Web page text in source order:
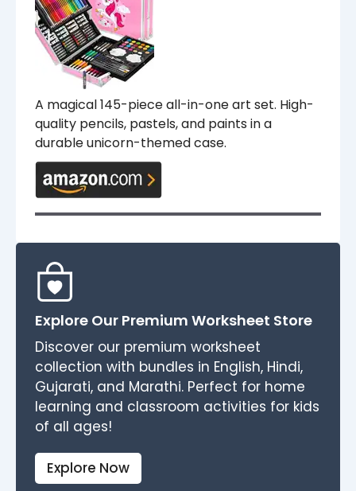
A magical 145-piece all-in-one art set. High-
quality pencils, pastels, and paints in a
durable unicorn-themed case.
Explore Our Premium Worksheet Store
Discover our premium worksheet
collection with bundles in English, Hindi,
Gujarati, and Marathi. Perfect for home
learning and classroom activities for kids
of all ages!
Explore Now